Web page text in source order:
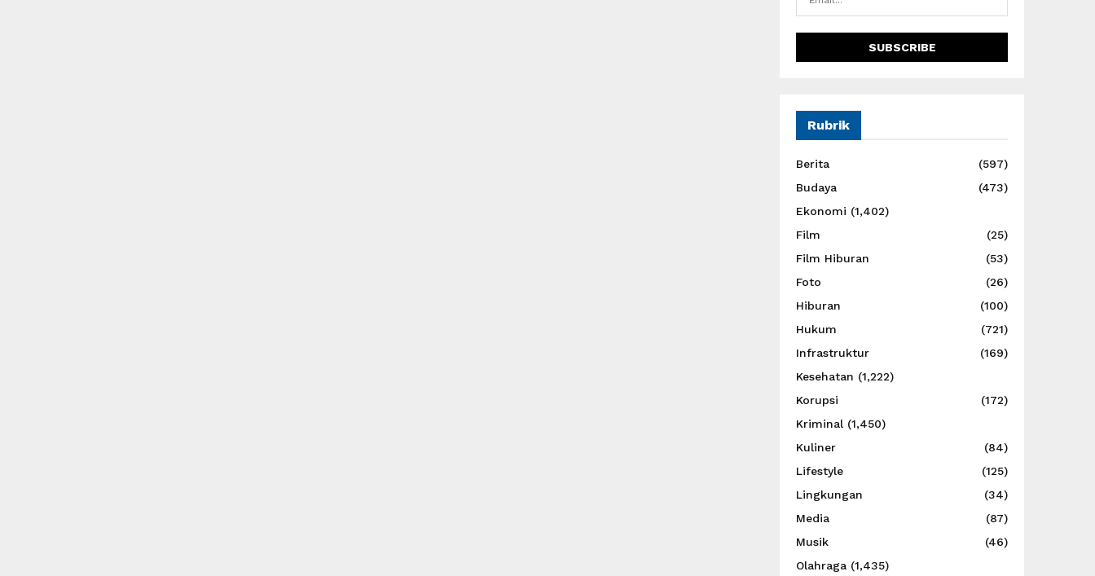
Rubrik
Berita
(597)
Budaya
(473)
Ekonomi (1,402)
Film
(25)
Film Hiburan
(53)
Foto
(26)
Hiburan
(100)
Hukum
(721)
Infrastruktur
(169)
Kesehatan (1,222)
Korupsi
(172)
Kriminal (1,450)
Kuliner
(84)
Lifestyle
(125)
Lingkungan
(34)
Media
(87)
Musik
(46)
Olahraga (1,435)